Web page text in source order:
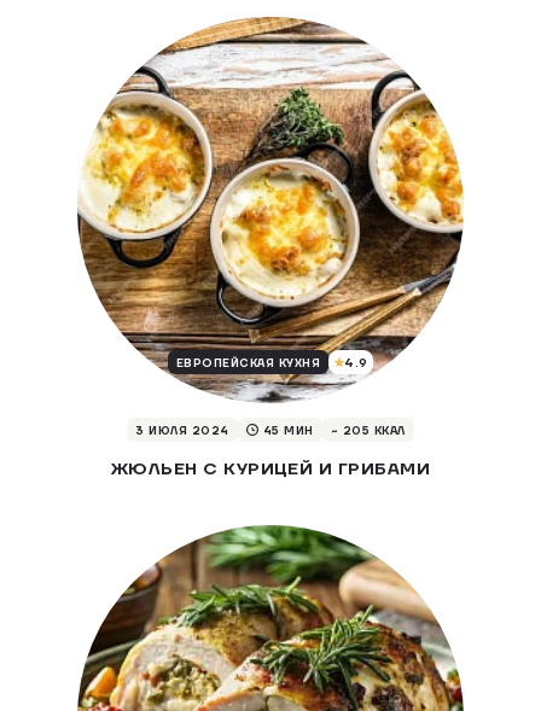
ЕВРОПЕЙСКАЯ КУХНЯ 4.9
3 ИЮЛЯ 2024 45 МИН ~ 205 ККАЛ
ЖЮЛЬЕН С КУРИЦЕЙ И ГРИБАМИ